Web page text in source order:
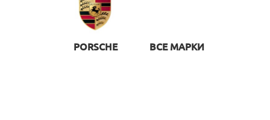
PORSCHE ВСЕ МАРКИ